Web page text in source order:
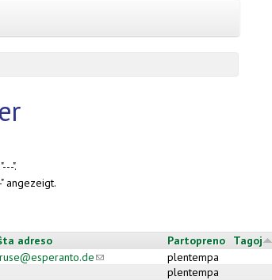
".
angezeigt.
adreso Partopreno
Tagoj
(link sends e-mail)plentempa
plentempa